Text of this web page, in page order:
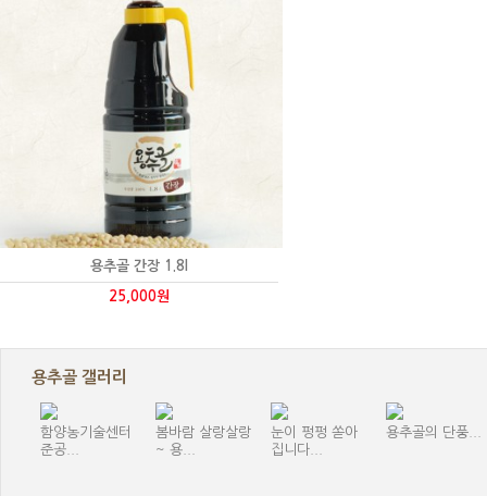
용추골 간장 1.8l
25,000원
용추골 갤러리
함양농기술센터
준공...
봄바람 살랑살랑
~ 용...
눈이 펑펑 쏟아
집니다...
용추골의 단풍...